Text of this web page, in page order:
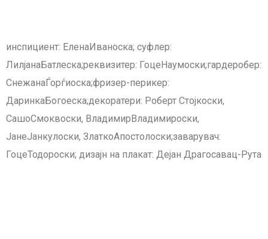
инспициент: ЕленаИваноска; суфлер:
ЛилјанаБатлеска;реквизитер: ГоцеНаумоски;гардеробер:
СнежанаЃорѓиоска;фризер-перикер:
ДаринкаБогоеска;декоратери: Роберт Стојкоски,
СашоСмоквоски, ВладимирВладимироски,
ЈанеЈанкулоски, ЗлаткоАпостолоски;заварувач:
ГоцеТодороски; дизајн на плакат: Дејан Драгосавац-Рута